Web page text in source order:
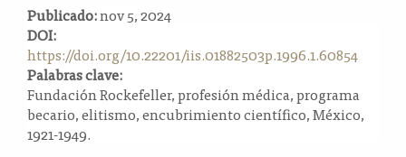
a
t
e
r
a
l
Publicado:nov 5, 2024
DOI:
https://doi.org/10.22201/iis.01882503p.1996.1.60854
Palabras clave:
Fundación Rockefeller, profesión médica, programa
becario, elitismo, encubrimiento científico, México,
1921-1949.